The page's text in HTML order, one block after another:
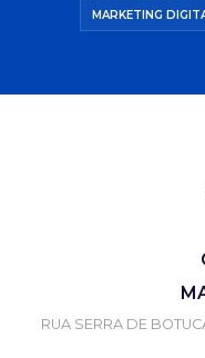
MARKETING
RUA SERRA DE